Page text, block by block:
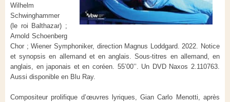
Wilhelm
Schwinghammer
(le roi Balthazar) ;
Arnold Schoenberg
Chor ; Wiener Symphoniker, direction Magnus Loddgard. 2022. Notice
et synopsis en allemand et en anglais. Sous-titres en allemand, en
anglais, en japonais et en coréen. 55’00’’. Un DVD Naxos 2.110763.
Aussi disponible en Blu Ray.
Compositeur prolifique d’œuvres lyriques, Gian Carlo Menotti, après